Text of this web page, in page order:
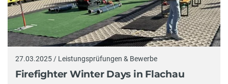
27.03.2025 / Leistungsprüfungen & Bewerbe
Firefighter Winter Days in Flachau